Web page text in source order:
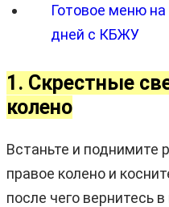
Готовое меню на
дней с КБЖУ
1. Скрестные
колено
Встаньте и поднимите
правое колено и
после чего вернитесь